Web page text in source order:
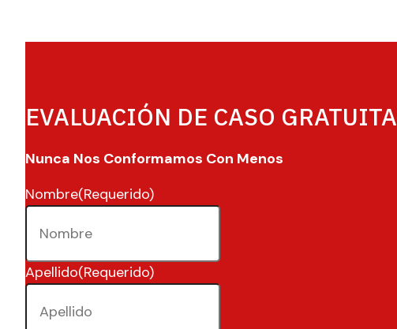
EVALUACIÓN DE CASO GRATUITA
Nunca Nos Conformamos Con Menos
Nombre(Requerido)
Apellido(Requerido)